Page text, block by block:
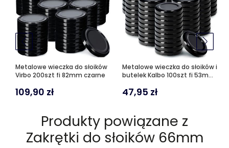
Metalowe wieczka do słoików
Virbo 200szt fi 82mm czarne
109,90 zł
Metalowe wieczka do słoików i
butelek Kalbo 100szt fi 53mm
47,95 zł
Produkty powiązane z
Zakrętki do słoików 66mm